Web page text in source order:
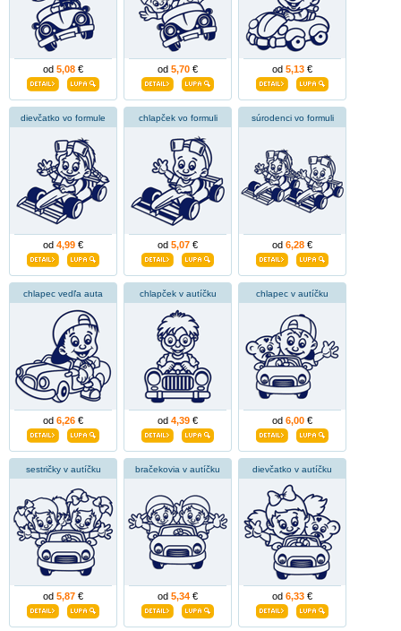
od 5,08 € od 5,70 € od 5,13 €
dievčatko vo formule
od 4,99 €
chlapček vo formuli
od 5,07 €
súrodenci vo formuli
od 6,28 €
chlapec vedľa auta
od 6,26 €
chlapček v autíčku
od 4,39 €
chlapec v autíčku
od 6,00 €
sestričky v autíčku
od 5,87 €
bračekovia v autíčku
od 5,34 €
dievčatko v autíčku
od 6,33 €